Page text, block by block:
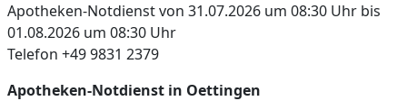
Apotheken-Notdienst von 31.07.2026 um 08:30 Uhr bis
01.08.2026 um 08:30 Uhr
Telefon +49 9831 2379
Apotheken-Notdienst in Oettingen